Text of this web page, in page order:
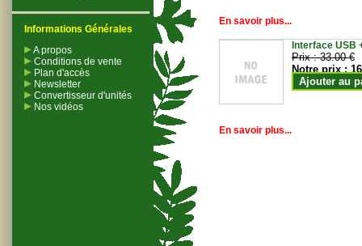
Informations Générales
A propos
Conditions de vente
Plan d'accès
Newsletter
Convertisseur d'unités
Nos vidéos
En savoir plus...
Interface USB
Prix :33.00 €
Notre prix :
Ajouter au
En savoir plus...